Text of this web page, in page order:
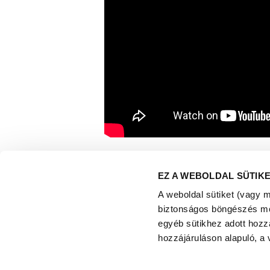
EZ A WEBOLDAL
A weboldal sütiket (vagy
biztonságos böngészés
egyéb sütikhez adott
hozzájáruláson alapuló,
egészségének megőrzésében is.
fontosságára felhívni a lakosság
az adott város kórházának,
egészségügyi szűrővizsgálatokon,
gyógyszergyártótól a helyi lakosság